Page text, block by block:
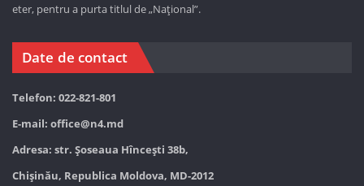
eter, pentru a purta titlul de „Național”.
Date de contact
Telefon: 022-821-801
E-mail: office@n4.md
Adresa: str. Șoseaua Hînceşti 38b,
Chișinău, Republica Moldova, MD-2012